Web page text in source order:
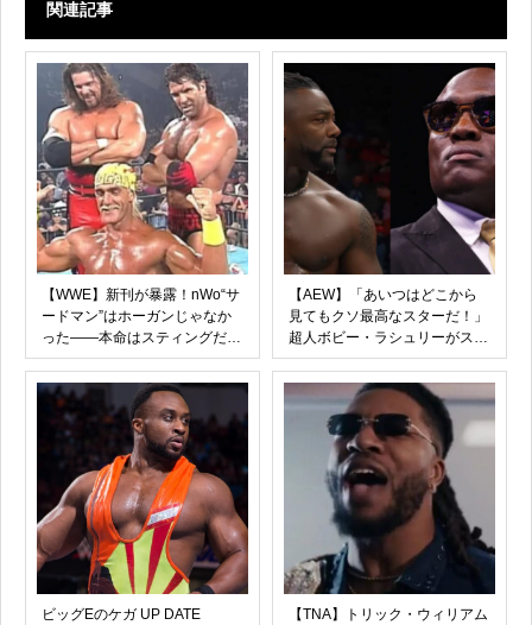
関連記事
【WWE】新刊が暴露！nWo“サ
ードマン”はホーガンじゃなか
った――本命はスティングだっ
た
【AEW】「あいつはどこから
見てもクソ最高なスターだ！」
超人ボビー・ラシュリーがスワ
ーブ・ストリックランドを全肯
定！AEWの“命を懸けた狂気”に
敬意を表明
ビッグEのケガ UP DATE
【TNA】トリック・ウィリアム